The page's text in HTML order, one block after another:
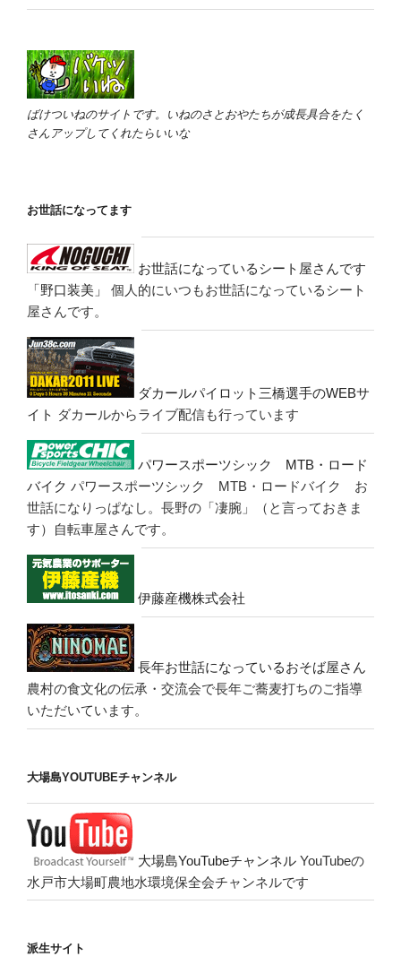
ばけついねのサイトです。いねのさとおやたちが成長具合をたく
さんアップしてくれたらいいな
お世話になってます
お世話になっているシート屋さんです
「野口装美」
個人的にいつもお世話になっているシート
屋さんです。
ダカールパイロット三橋選手のWEBサ
イト ダカールからライブ配信も行っています
パワースポーツシック MTB・ロード
バイク パワースポーツシック MTB・ロードバイク お
世話になりっぱなし。長野の「凄腕」（と言っておきま
す）自転車屋さんです。
伊藤産機株式会社
長年お世話になっているおそば屋さん
農村の食文化の伝承・交流会で長年ご蕎麦打ちのご指導
いただいています。
大場島YOUTUBEチャンネル
大場島YouTubeチャンネル YouTubeの
水戸市大場町農地水環境保全会チャンネルです
派生サイト